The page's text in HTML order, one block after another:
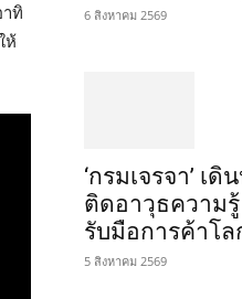
ทิ
ห้
6 สิงหาคม 2569
‘กรมเจรจา’ เ
ติดอาวุธความรู้
รับมือการค้าโล
5 สิงหาคม 2569